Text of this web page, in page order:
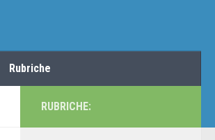
Rubriche
RUBRICHE: